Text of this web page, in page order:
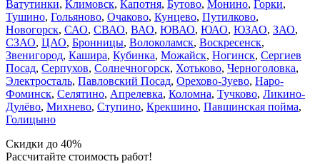
Ватутинки, Климовск, Капотня, Бутово, Монино, Горки,
Тушино, Гольяново, Очаково, Кунцево, Путилково,
Новогорск, САО, СВАО, ВАО, ЮВАО, ЮАО, ЮЗАО, ЗАО,
СЗАО, ЦАО, Бронницы, Волоколамск, Воскресенск,
Звенигород, Кашира, Кубинка, Можайск, Ногинск, Сергиев
Посад, Серпухов, Солнечногорск, Хотьково, Черноголовка,
Электросталь, Павловский Посад, Орехово-Зуево, Наро-
Фоминск, Селятино, Апрелевка, Коломна, Тучково, Ликино-
Дулёво, Михнево, Ступино, Крекшино, Павшинская пойма,
Голицыно
Скидки до 40%
Рассчитайте стоимость работ!